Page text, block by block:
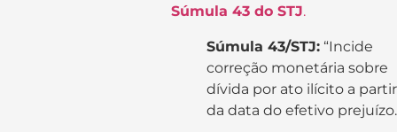
Súmula 43 do STJ.
Súmula 43/STJ: “Incide
correção monetária sobre
dívida por ato ilícito a partir
da data do efetivo